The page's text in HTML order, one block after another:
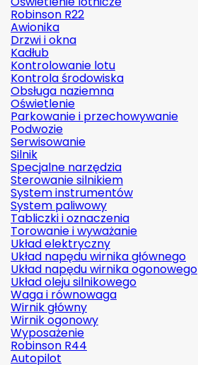
Robinson R22
Awionika
Drzwi i okna
Kadłub
Kontrolowanie lotu
Kontrola środowiska
Obsługa naziemna
Oświetlenie
Parkowanie i przechowywanie
Podwozie
Serwisowanie
Silnik
Specjalne narzędzia
Sterowanie silnikiem
System instrumentów
System paliwowy
Tabliczki i oznaczenia
Torowanie i wyważanie
Układ elektryczny
Układ napędu wirnika głównego
Układ napędu wirnika ogonowego
Układ oleju silnikowego
Waga i równowaga
Wirnik główny
Wirnik ogonowy
Wyposażenie
Robinson R44
Autopilot